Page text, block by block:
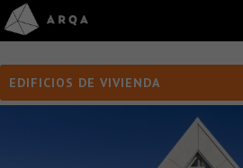
EDIFICIOS DE VIVIENDA